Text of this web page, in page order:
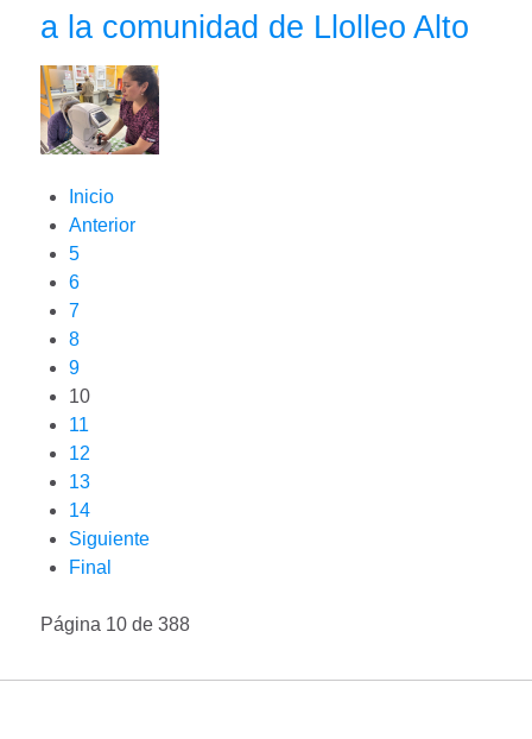
a la comunidad de Llolleo Alto
Inicio
Anterior
5
6
7
8
9
10
11
12
13
14
Siguiente
Final
Página 10 de 388